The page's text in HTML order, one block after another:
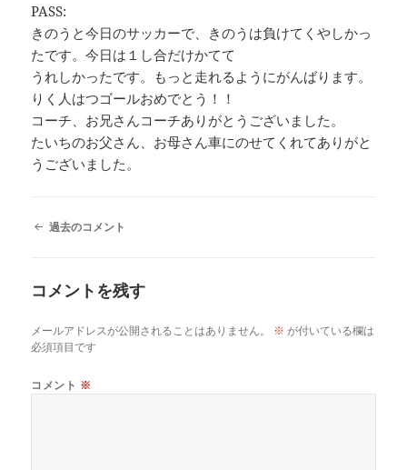
PASS:
きのうと今日のサッカーで、きのうは負けてくやしかっ
たです。今日は１し合だけかてて
うれしかったです。もっと走れるようにがんばります。
りく人はつゴールおめでとう！！
コーチ、お兄さんコーチありがとうございました。
たいちのお父さん、お母さん車にのせてくれてありがと
うございました。
コ
ナ
ゲ
ー
シ
ン
過去のコメント
コメントを残す
メールアドレスが公開されることはありません。 ※ が付いている欄は
必須項目です
コメント ※